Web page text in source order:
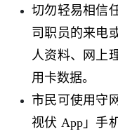
切勿轻易相信
司职员的来电
人资料、网上
用卡数据。
市民可使用守
视伏 App」手